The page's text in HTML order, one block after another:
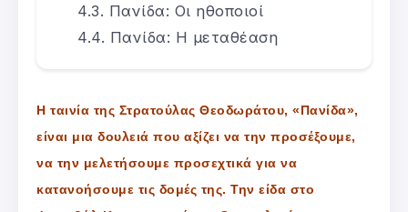
Πανίδα: Οι ηθοποιοί
Πανίδα: Η μεταθέαση
Η ταινία της Στρατούλας Θεοδωράτου, «Πανίδα»,
είναι μια δουλειά που αξίζει να την προσέξουμε,
να την μελετήσουμε προσεχτικά για να
κατανοήσουμε τις δομές της. Την είδα στο